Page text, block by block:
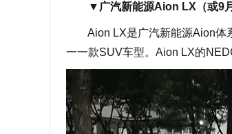
▼ 广汽新能源Aion LX（或9
Aion LX是广汽新能源Aion体系
一一款SUV车型。Aion LX的